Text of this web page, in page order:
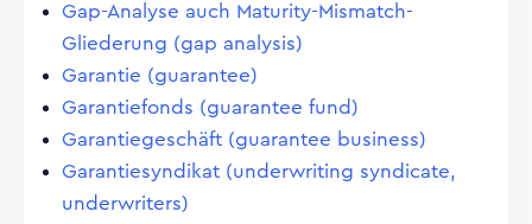
Gap-Analyse auch Maturity-Mismatch-
Gliederung (gap analysis)
Garantie (guarantee)
Garantiefonds (guarantee fund)
Garantiegeschäft (guarantee business)
Garantiesyndikat (underwriting syndicate,
underwriters)